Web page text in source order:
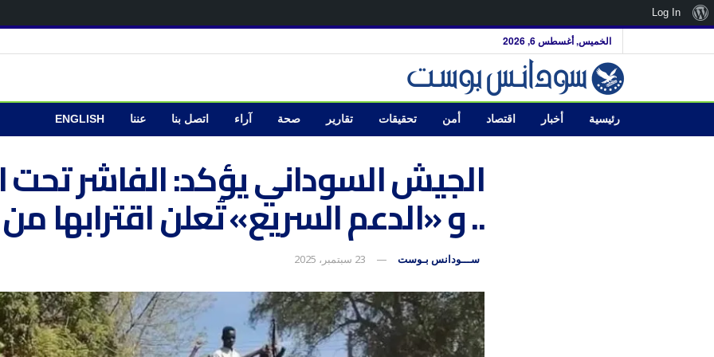
الخميس, أغسطس 6, 2026
رئيسية أخبار اقتصاد أمن تحقيقات تقارير صحة آراء اتصل بنا عننا ENGLISH
الجيش السوداني يؤكد: الفاشر تحت
.. و «الدعم السريع» تُعلن اقترابها
ســـودانس بـوست 23 سبتمبر، 2025
نبذةLog In